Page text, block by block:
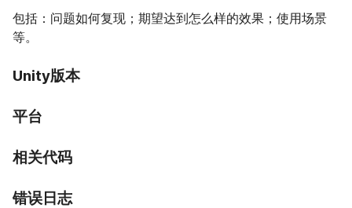
包括：问题如何复现；期望达到怎么样的效果；使用场景
等。
Unity版本
平台
相关代码
错误日志